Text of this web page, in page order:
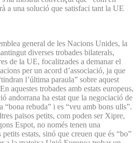
a una solució que satisfaci tant la UE
general de les Nacions Unides, la
diverses trobades bilaterals,
de la UE, focalitzades a demanar el
per un acord d’associació, ja que
l’última paraula” sobre aquest
aquestes trobades amb estats europeus,
andorrana ha estat que la negociació de
“bona rebuda” i es “veu amb bons ulls”.
països petits, com poden ser Xipre,
Espot, no només tenen una
estats, sinó que creuen que és “bo”